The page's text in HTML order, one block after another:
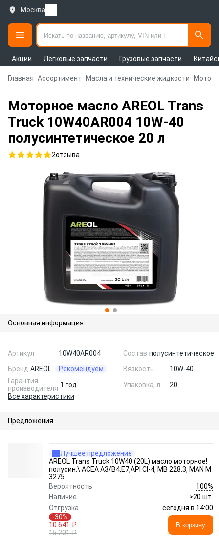
Москва
Акции Легковые запчасти Грузовые запчасти
Главная Ассортимент Масла и технические жидкости
Моторное масло AREOL Trans
Truck 10W40AR004 10W-40
полусинтетическое 20 л
2отзыва
Основная информация
Артикул
10W40AR004
Бренд AREOL
Рекомендуем
Гарантия
производителя 1 год
Состав полусинтетическое
Вязкость
10W-40
Упаковка, л
20
Все характеристики
Предложения
Лучшее предложение
AREOL Trans Truck 10W40 (20L) масло моторное!
полусин.\ ACEA A3/B4,E7,API CI-4, MB 228.3, MAN M
3275
Вероятность
100%
Наличие
>20 шт.
Отгрузка
сегодня в 14:00
-30%
10 641 ₽
15 201 ₽
В корзину